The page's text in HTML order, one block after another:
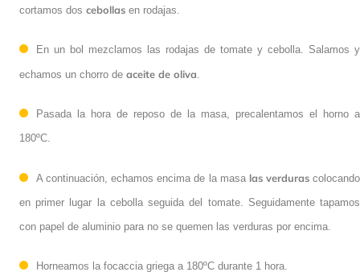
cortamos dos cebollas en rodajas.
En un bol mezclamos las rodajas de tomate y cebolla. Salamos y
echamos un chorro de aceite de oliva
Pasada la hora de reposo de la masa, precalentamos el horno a
180ºC.
A continuación, echamos encima de la masalas verduras
colocando en primer lugar la cebolla seguida del tomate.
Seguidamente tapamos con papel de aluminio para no se quemen las